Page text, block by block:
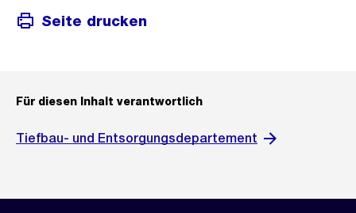
Seite drucken
Für diesen Inhalt verantwortlich
Tiefbau- und Entsorgungsdepartement